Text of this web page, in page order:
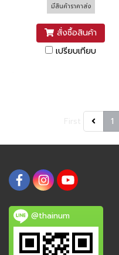
มีสินค้าราคาส่ง
สั่งซื้อสินค้า
เปรียบเทียบ
1
@thainum